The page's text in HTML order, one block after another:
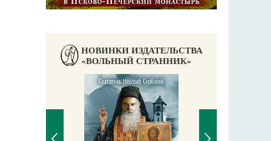
НОВИНКИ ИЗДАТЕЛЬСТВА
«ВОЛЬНЫЙ СТРАННИК»